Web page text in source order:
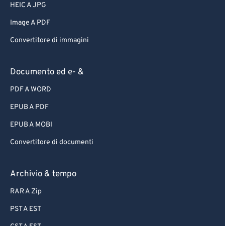
HEIC A JPG
Image A PDF
Convertitore di immagini
Documento ed e- &
PDF A WORD
EPUB A PDF
EPUB A MOBI
Convertitore di documenti
Archivio & tempo
RAR A Zip
PST A EST